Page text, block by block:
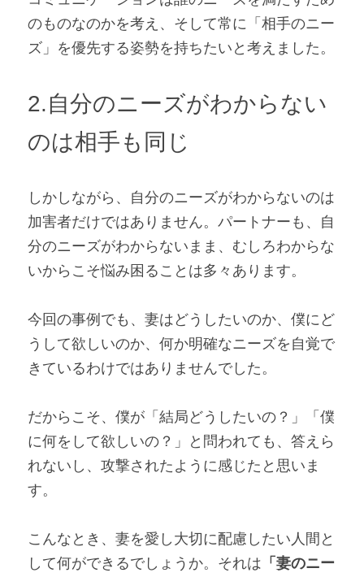
のものなのかを考え、そして常に「相手のニー
ズ」を優先する姿勢を持ちたいと考えました。
2.自分のニーズがわからない
のは相手も同じ
しかしながら、自分のニーズがわからないのは
加害者だけではありません。パートナーも、自
分のニーズがわからないまま、むしろわからな
いからこそ悩み困ることは多々あります。
今回の事例でも、妻はどうしたいのか、僕にど
うして欲しいのか、何か明確なニーズを自覚で
きているわけではありませんでした。
だからこそ、僕が「結局どうしたいの？」「僕
に何をして欲しいの？」と問われても、答えら
れないし、攻撃されたように感じたと思いま
す。
こんなとき、妻を愛し大切に配慮したい人間と
して何ができるでしょうか。それは 「妻のニー